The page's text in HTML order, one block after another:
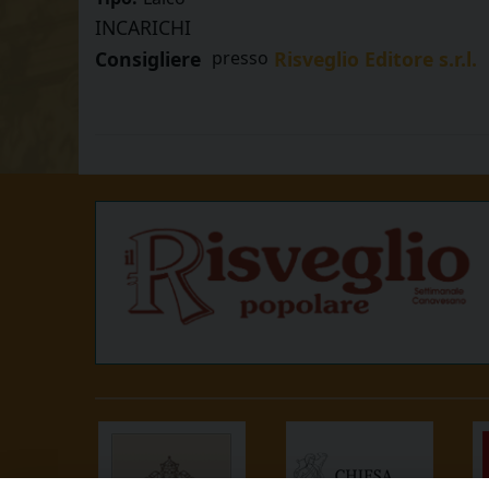
INCARICHI
Consigliere presso Risveglio Editore s.r.l.